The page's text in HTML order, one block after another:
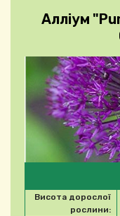
Алліум
Висота дорослої
рослини: